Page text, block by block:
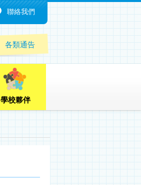
聯絡我們
各類通告
學校夥伴